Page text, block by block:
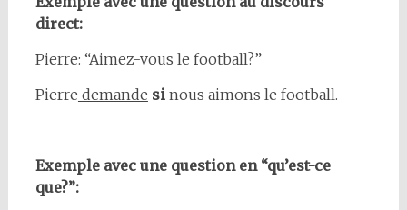
direct:
Pierre: “Aimez-vous le football?”
Pierre demande sinous aimons le football.
Exemple avec une question en “qu’est-ce
que?”: